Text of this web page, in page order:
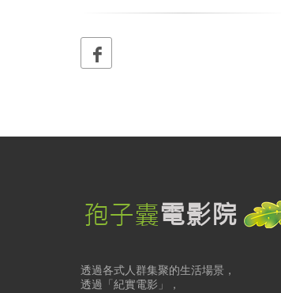
透過各式人群集聚的生活場景，
透過「紀實電影」，